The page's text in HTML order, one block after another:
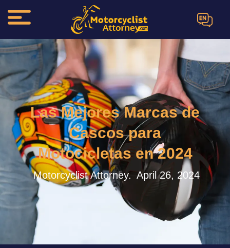
EN
Las Mejores Marcas de
Cascos para
Motocicletas en 2024
Motorcyclist Attorney. April 26, 2024